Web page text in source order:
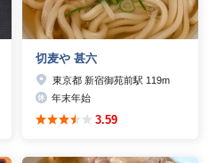
切麦や 甚六
東京都 新宿御苑前駅 119m
年末年始
3.59